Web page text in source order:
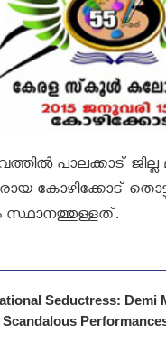
പാലക്കാട് ജില്ല
കോഴിക്കോട്
സ്ഥാനത്തുള്ളത്.